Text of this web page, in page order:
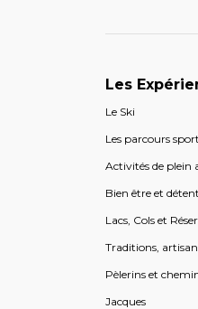
Les
Le Ski
Les parcours
Activités de plein
Bien être et
Lacs, Cols et
Traditions,
Pèlerins et
Jacques